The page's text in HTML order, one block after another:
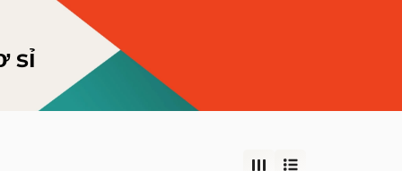
sỉ